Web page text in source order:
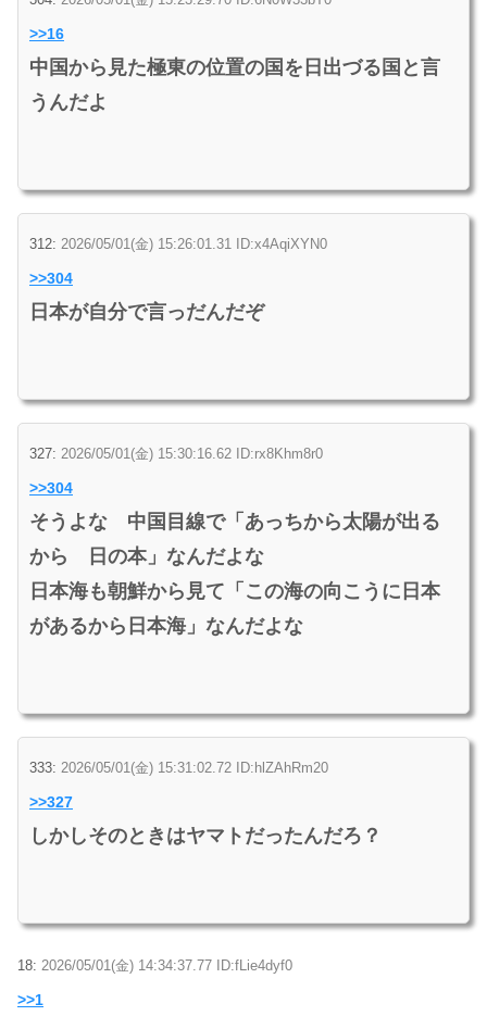
>>16
中国から見た極東の位置の国を日出づる国と言
うんだよ
312: 2026/05/01(金) 15:26:01.31 ID:x4AqiXYN0
>>304
日本が自分で言っだんだぞ
327: 2026/05/01(金) 15:30:16.62 ID:rx8Khm8r0
>>304
そうよな 中国目線で「あっちから太陽が出る
から 日の本」なんだよな
日本海も朝鮮から見て「この海の向こうに日本
があるから日本海」なんだよな
333: 2026/05/01(金) 15:31:02.72 ID:hlZAhRm20
>>327
しかしそのときはヤマトだったんだろ？
18: 2026/05/01(金) 14:34:37.77 ID:fLie4dyf0
>>1